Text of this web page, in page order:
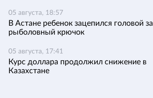
05 августа, 18:57
В Астане ребенок зацепился головой за
рыболовный крючок
05 августа, 17:41
Курс доллара продолжил снижение в
Казахстане